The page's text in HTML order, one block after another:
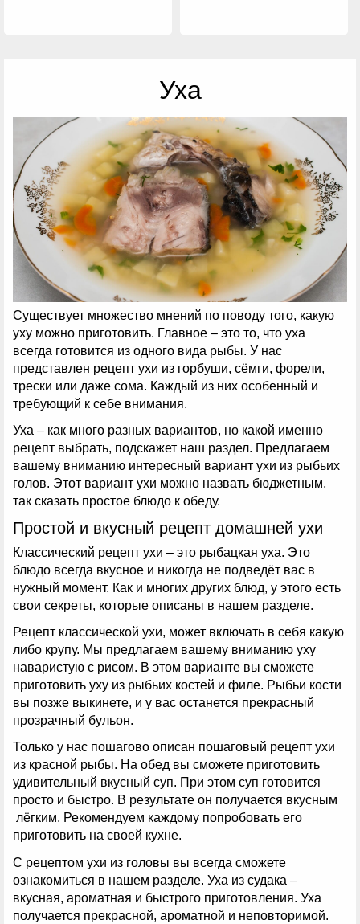
Уха
Существует множество мнений по поводу того, какую
уху можно приготовить. Главное – это то, что уха
всегда готовится из одного вида рыбы. У нас
представлен рецепт ухи из горбуши, сёмги, форели,
трески или даже сома. Каждый из них особенный и
требующий к себе внимания.
Уха – как много разных вариантов, но какой именно
рецепт выбрать, подскажет наш раздел. Предлагаем
вашему вниманию интересный вариант ухи из рыбьих
голов. Этот вариант ухи можно назвать бюджетным,
так сказать простое блюдо к обеду.
Простой и вкусный рецепт домашней ухи
Классический рецепт ухи – это рыбацкая уха. Это
блюдо всегда вкусное и никогда не подведёт вас в
нужный момент. Как и многих других блюд, у этого есть
свои секреты, которые описаны в нашем разделе.
Рецепт классической ухи, может включать в себя какую
либо крупу. Мы предлагаем вашему вниманию уху
наваристую с рисом. В этом варианте вы сможете
приготовить уху из рыбьих костей и филе. Рыбьи кости
вы позже выкинете, и у вас останется прекрасный
прозрачный бульон.
Только у нас пошагово описан пошаговый рецепт ухи
из красной рыбы. На обед вы сможете приготовить
удивительный вкусный суп. При этом суп готовится
просто и быстро. В результате он получается вкусным
лёгким. Рекомендуем каждому попробовать его
приготовить на своей кухне.
С рецептом ухи из головы вы всегда сможете
ознакомиться в нашем разделе. Уха из судака –
вкусная, ароматная и быстрого приготовления. Уха
получается прекрасной, ароматной и неповторимой.